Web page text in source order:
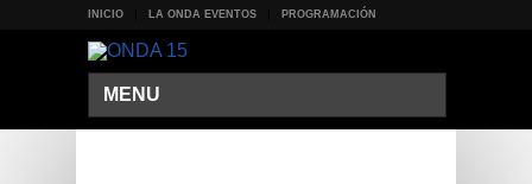
INICIO LA ONDA EVENTOS PROGRAMACIÓN
MENU